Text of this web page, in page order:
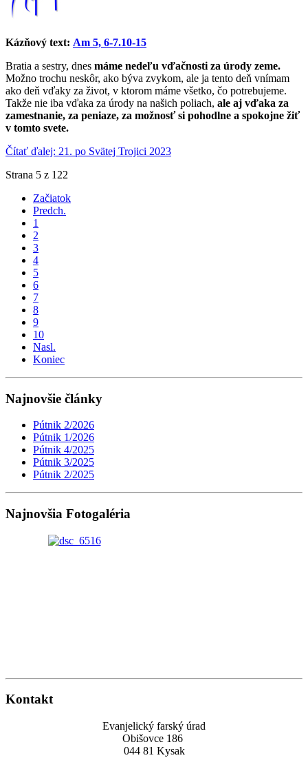
Kázňový text: Am 5, 6-7.10-15
Bratia a sestry, dnes máme nedeľu vďačnosti za úrody zeme.
Možno trochu neskôr, ako býva zvykom, ale ja tento deň vnímam
ako deň vďaky za život, v ktorom máme všetko, čo potrebujeme.
Takže nie iba vďaka za úrody na našich poliach, ale aj vďaka za
zamestnanie, za peniaze, za možnosť si pohodlne a spokojne žiť
v tomto svete.
Čítať ďalej: 21. po Svätej Trojici 2023
Strana 5 z 122
Začiatok
Predch.
1
2
3
4
5
6
7
8
9
10
Nasl.
Koniec
Najnovšie články
Pútnik 2/2026
Pútnik 1/2026
Pútnik 4/2025
Pútnik 3/2025
Pútnik 2/2025
Najnovšia Fotogaléria
Kontakt
Evanjelický farský úrad
Obišovce 186
044 81 Kysak